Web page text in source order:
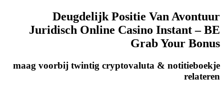
Deugdelijk Positie Van Avontuur
Juridisch Online Casino Instant – BE
Grab Your Bonus
maag voorbij twintig cryptovaluta & notitieboekje
relateren